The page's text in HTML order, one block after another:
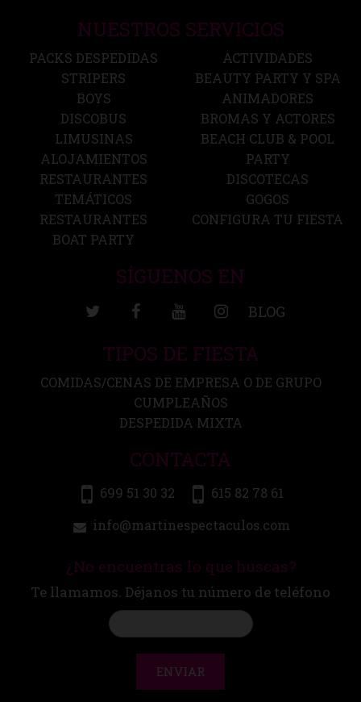
NUESTROS SERVICIOS
PACKS DESPEDIDAS
STRIPERS
BOYS
DISCOBUS
LIMUSINAS
ALOJAMIENTOS
RESTAURANTES
TEMÁTICOS
RESTAURANTES
BOAT PARTY
ACTIVIDADES
BEAUTY PARTY Y SPA
ANIMADORES
BROMAS Y ACTORES
BEACH CLUB & POOL
PARTY
DISCOTECAS
GOGOS
CONFIGURA TU FIESTA
SÍGUENOS EN
BLOG
TIPOS DE FIESTA
COMIDAS/CENAS DE EMPRESA O DE GRUPO
CUMPLEAÑOS
DESPEDIDA MIXTA
CONTACTA
699 51 30 32
615 82 78 61
info@martinespectaculos.com
¿No encuentras lo que buscas?
Te llamamos. Déjanos tu número de teléfono
ENVIAR